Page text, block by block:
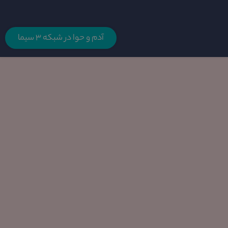
آدم و حوا در شبکه 3 سیما